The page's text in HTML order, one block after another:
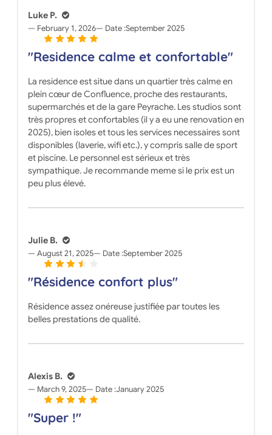
Luke P.
February 1, 2026 Date :September 2025
"Residence calme et confortable"
La residence est situe dans un quartier très calme en
plein cœur de Confluence, proche des restaurants,
supermarchés et de la gare Peyrache. Les studios sont
très propres et confortables (il y a eu une renovation en
2025), bien isoles et tous les services necessaires sont
disponibles (laverie, wifi etc.), y compris salle de sport
et piscine. Le personnel est sérieux et très
sympathique. Je recommande meme si le prix est un
peu plus élevé.
Julie B.
August 21, 2025 Date :September 2025
"Résidence confort plus"
Résidence assez onéreuse justifiée par toutes les
belles prestations de qualité.
Alexis B.
March 9, 2025 Date :January 2025
"Super !"